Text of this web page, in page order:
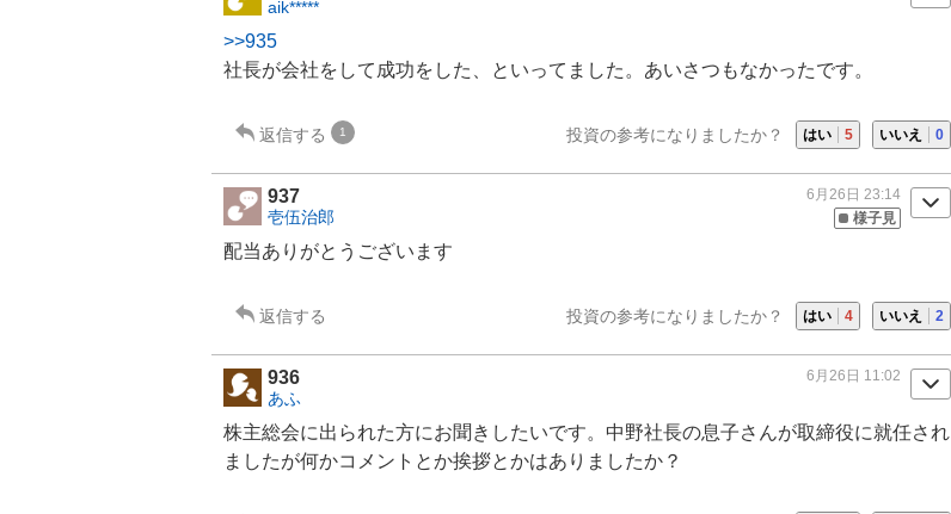
aik*****
>>935
社長が会社をして成功をした、といってました。あいさつもなかったです。
返信する 1 投資の参考になりましたか？ はい 5 いいえ 0
937
壱伍治郎 様子見
6月26日 23:14
配当ありがとうございます
返信する 投資の参考になりましたか？ はい 4 いいえ 2
936
あふ
6月26日 11:02
株主総会に出られた方にお聞きしたいです。中野社長の息子さんが取締役に就任され
ましたが何かコメントとか挨拶とかはありましたか？